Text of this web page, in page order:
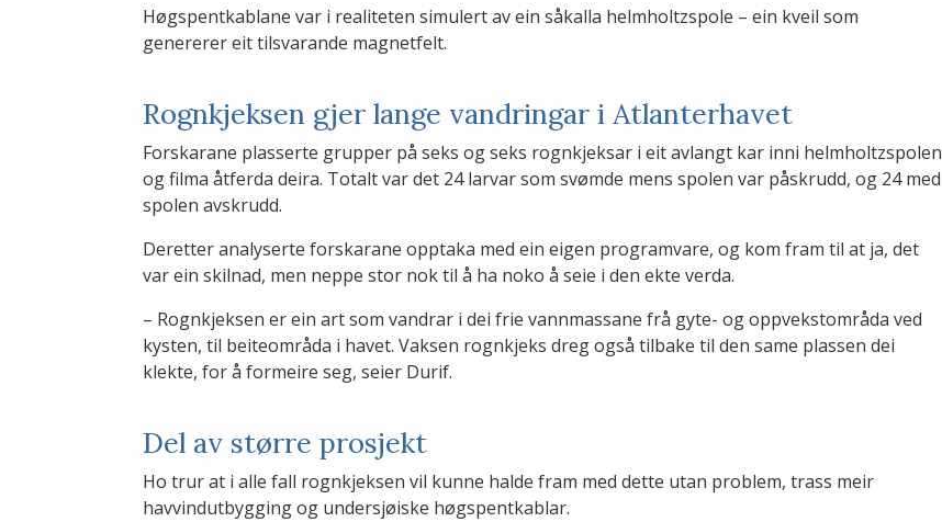
Høgspentkablane var i realiteten simulert av ein såkalla helmholtzspole – ein kveil som
genererer eit tilsvarande magnetfelt.
Rognkjeksen gjer lange vandringar i Atlanterhavet
Forskarane plasserte grupper på seks og seks rognkjeksar i eit avlangt kar inni helmholtzspolen
og filma åtferda deira. Totalt var det 24 larvar som svømde mens spolen var påskrudd, og 24 med
spolen avskrudd.
Deretter analyserte forskarane opptaka med ein eigen programvare, og kom fram til at ja, det
var ein skilnad, men neppe stor nok til å ha noko å seie i den ekte verda.
– Rognkjeksen er ein art som vandrar i dei frie vannmassane frå gyte- og oppvekstområda ved
kysten, til beiteområda i havet. Vaksen rognkjeks dreg også tilbake til den same plassen dei
klekte, for å formeire seg, seier Durif.
Del av større prosjekt
Ho trur at i alle fall rognkjeksen vil kunne halde fram med dette utan problem, trass meir
havvindutbygging og undersjøiske høgspentkablar.